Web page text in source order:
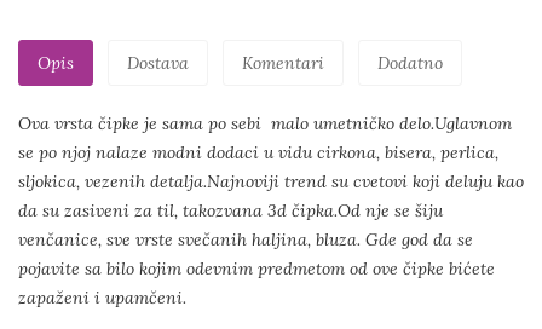
Opis Dostava Komentari Dodatno
Ova vrsta čipke je sama po sebi malo umetničko delo.Uglavnom
se po njoj nalaze modni dodaci u vidu cirkona, bisera, perlica,
sljokica, vezenih detalja.Najnoviji trend su cvetovi koji deluju kao
da su zasiveni za til, takozvana 3d čipka.Od nje se šiju
venčanice, sve vrste svečanih haljina, bluza. Gde god da se
pojavite sa bilo kojim odevnim predmetom od ove čipke bićete
zapaženi i upamčeni.